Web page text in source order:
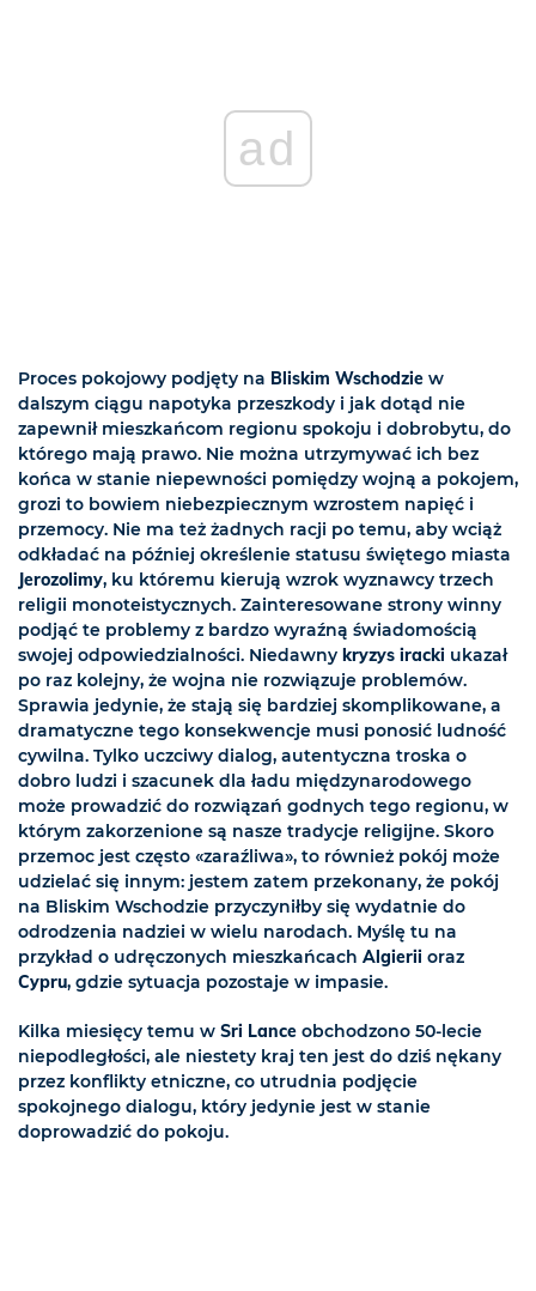
ad
Proces pokojowy podjęty na Bliskim Wschodzie w
dalszym ciągu napotyka przeszkody i jak dotąd nie
zapewnił mieszkańcom regionu spokoju i dobrobytu, do
którego mają prawo. Nie można utrzymywać ich bez
końca w stanie niepewności pomiędzy wojną a pokojem,
grozi to bowiem niebezpiecznym wzrostem napięć i
przemocy. Nie ma też żadnych racji po temu, aby wciąż
odkładać na później określenie statusu świętego miasta
Jerozolimy, ku któremu kierują wzrok wyznawcy trzech
religii monoteistycznych. Zainteresowane strony winny
podjąć te problemy z bardzo wyraźną świadomością
swojej odpowiedzialności. Niedawny kryzys iracki ukazał
po raz kolejny, że wojna nie rozwiązuje problemów.
Sprawia jedynie, że stają się bardziej skomplikowane, a
dramatyczne tego konsekwencje musi ponosić ludność
cywilna. Tylko uczciwy dialog, autentyczna troska o
dobro ludzi i szacunek dla ładu międzynarodowego
może prowadzić do rozwiązań godnych tego regionu, w
którym zakorzenione są nasze tradycje religijne. Skoro
przemoc jest często «zaraźliwa», to również pokój może
udzielać się innym: jestem zatem przekonany, że pokój
na Bliskim Wschodzie przyczyniłby się wydatnie do
odrodzenia nadziei w wielu narodach. Myślę tu na
przykład o udręczonych mieszkańcach Algierii oraz
Cypru, gdzie sytuacja pozostaje w impasie.
Kilka miesięcy temu w Sri Lance obchodzono 50-lecie
niepodległości, ale niestety kraj ten jest do dziś nękany
przez konflikty etniczne, co utrudnia podjęcie
spokojnego dialogu, który jedynie jest w stanie
doprowadzić do pokoju.